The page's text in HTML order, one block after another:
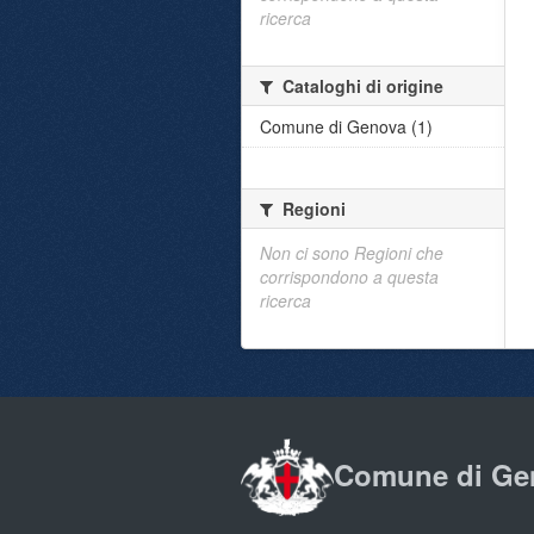
ricerca
Cataloghi di origine
Comune di Genova (1)
Regioni
Non ci sono Regioni che
corrispondono a questa
ricerca
Comune di